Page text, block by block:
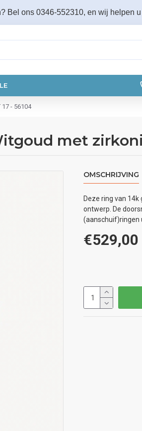
Bel ons 0346-552310, en wij helpen
- 56104
met
OMSCHRIJVING
Deze ring van
ontwerp. De
(aanschuif)ringen
€529,00